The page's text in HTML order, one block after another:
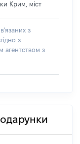
Крим, міст
з
з
агентством з